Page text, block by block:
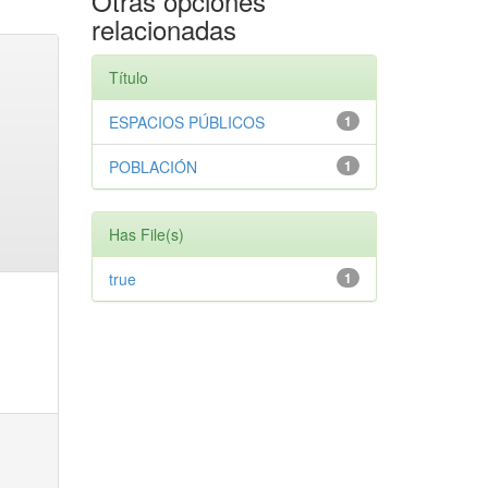
relacionadas
Título
1
ESPACIOS PÚBLICOS
1
POBLACIÓN
Has File(s)
1
true